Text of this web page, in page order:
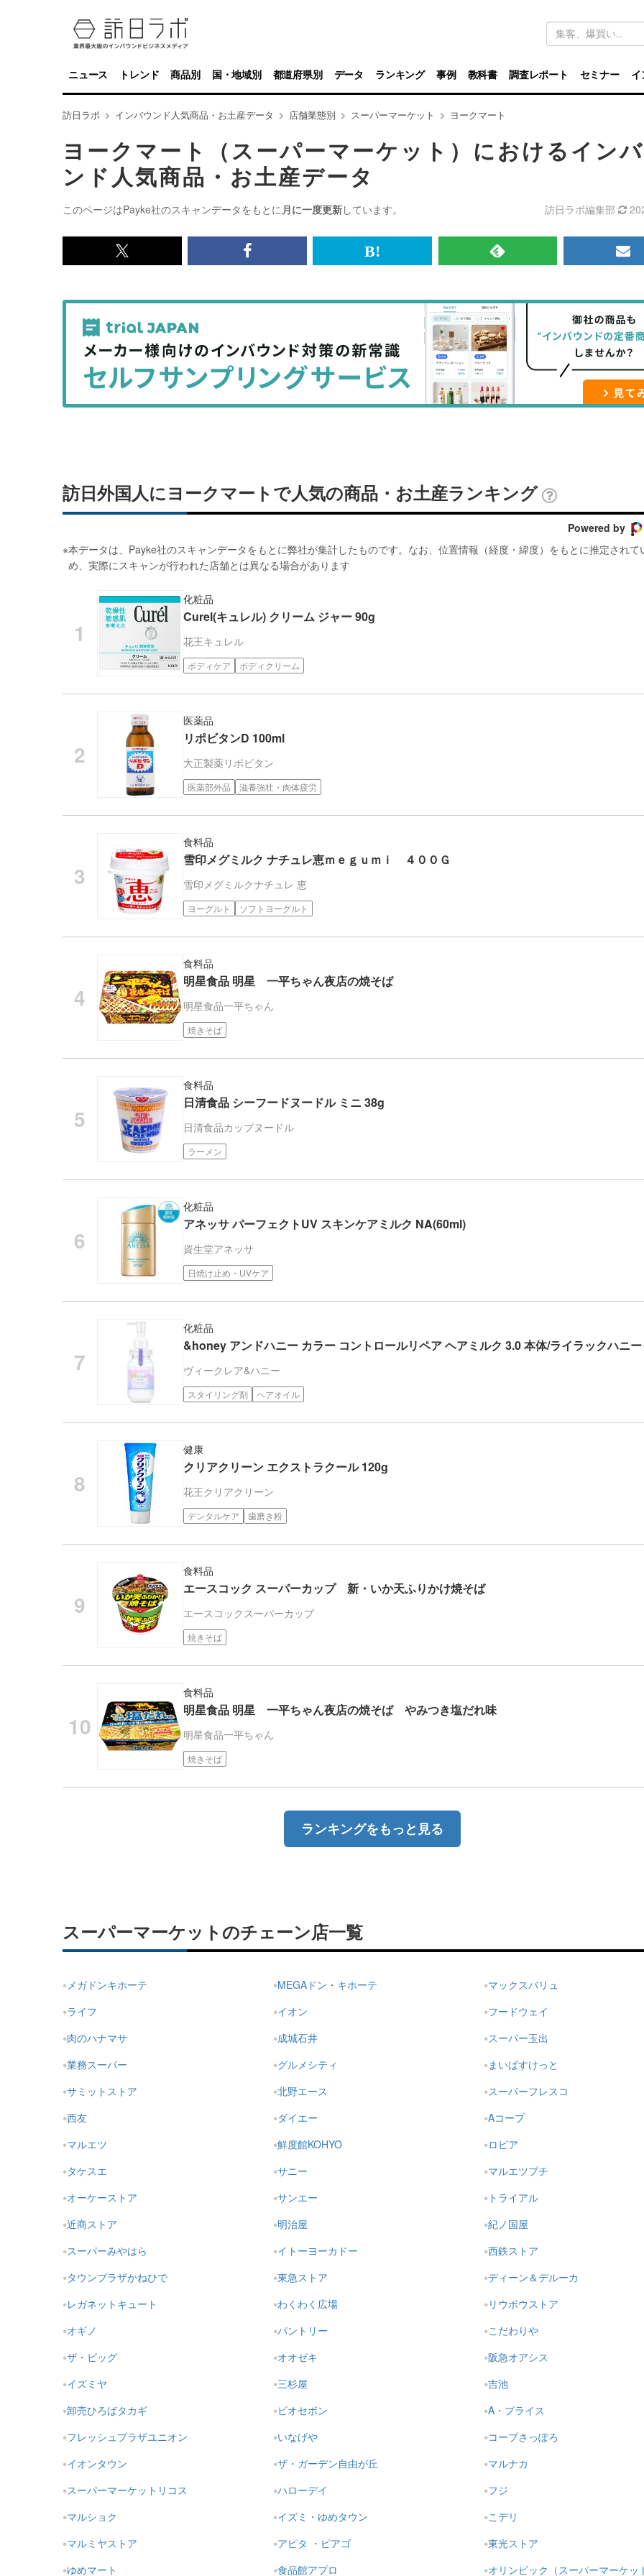
キ
ワ
ド
検
索
ニュース トレンド 商品別 国・地域別 都道府県別 データ ランキング 事例 教科書 調査レポート セミナー イ
訪日ラボ インバウンド人気商品・お土産データ 店舗業態別 スーパーマーケット ヨークマート
ヨークマート（スーパーマーケット）におけるイン
ンド人気商品・お土産データ
このページはPayke社のスキャンデータをもとに月に一度更新しています。 訪日ラボ編集部
x<br>
記
事
を
シ
ェ
Facebook<br>
記
を
シ
ェ
は
な
ッ
ク
マ
追
加
RSS
記
事
を
購
読
メ
マ
ガ
登
録
す
訪日外国人にヨークマートで人気の商品・お土産ランキング
Powered by
※本データは、Payke社のスキャンデータをもとに弊社が集計したものです。なお、位置情報（経度・緯度）をもとに推定されて
め、実際にスキャンが行われた店舗とは異なる場合があります
化粧品
Curel(キュレル) クリーム ジャー 90g
花王キュレル
ボディケア ボディクリーム
医薬品
リポビタンD 100ml
大正製薬 リポビタン
医薬部外品 滋養強壮・肉体疲労
食料品
雪印メグミルク ナチュレ恵ｍｅｇｕｍｉ ４００Ｇ
雪印メグミルクナチュレ 恵
ヨーグルト ソフトヨーグルト
食料品
明星食品 明星 一平ちゃん夜店の焼そば
明星食品一平ちゃん
焼きそば
食料品
日清食品 シーフードヌードル ミニ 38g
日清食品カップヌードル
ラーメン
化粧品
アネッサ パーフェクトUV スキンケアミルク NA(60ml)
資生堂アネッサ
日焼け止め・UVケア
化粧品
&honey アンドハニー カラー コントロールリペア ヘアミルク 3.0 本体/ライラックハニ
ヴィークレア&ハニー
スタイリング剤 ヘアオイル
健康
クリアクリーン エクストラクール 120g
花王クリアクリーン
デンタルケア 歯磨き粉
食料品
エースコック スーパーカップ 新・いか天ふりかけ焼そば
エースコックスーパーカップ
焼きそば
食料品
明星食品 明星 一平ちゃん夜店の焼そば やみつき塩だれ味
明星食品一平ちゃん
焼きそば
ランキングをもっと見る
スーパーマーケットのチェーン店一覧
メガドンキホーテ MEGAドン・キホーテ
マックスバリュ
ライフ
イオン
フードウェイ
肉のハナマサ
成城石井
スーパー玉出
業務スーパー
グルメシティ
まいばすけっと
サミットストア
北野エース
スーパーフレスコ
西友
ダイエー
Aコープ
マルエツ
鮮度館KOHYO
ロピア
タケスエ
サニー
マルエツプチ
オーケーストア
サンエー
トライアル
近商ストア
明治屋
紀ノ国屋
スーパーみやはら
イトーヨーカドー
西鉄ストア
タウンプラザかねひで
東急ストア
ディーン＆デルーカ
レガネットキュート
わくわく広場
リウボウストア
オギノ
パントリー
こだわりや
ザ・ビッグ
オオゼキ
阪急オアシス
イズミヤ
三杉屋
吉池
卸売ひろばタカギ
ビオセボン
A・プライス
フレッシュプラザユニオン
いなげや
コープさっぽろ
イオンタウン
ザ・ガーデン自由が丘
マルナカ
スーパーマーケットリコス
ハローデイ
フジ
マルショク
イズミ・ゆめタウン
こデリ
マルミヤストア
アピタ ・ピアゴ
東光ストア
ゆめマート
食品館アプロ オリンピック（スーパーマーケッ